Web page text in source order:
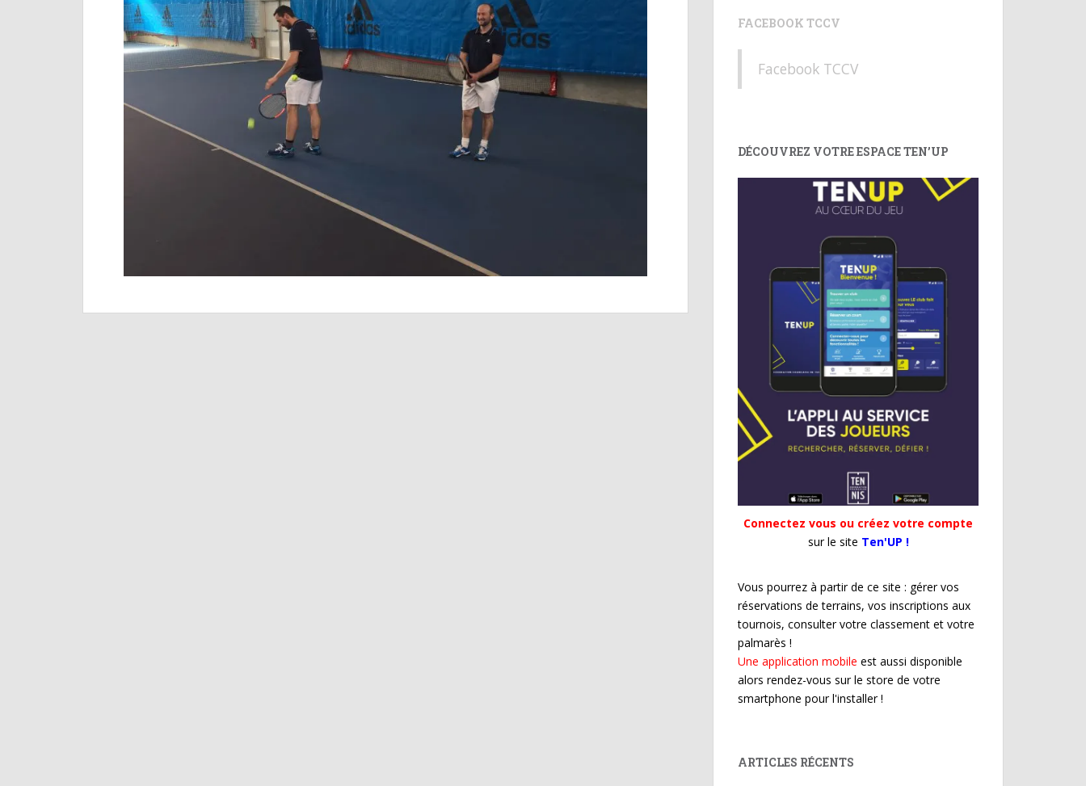
FACEBOOK TCCV
Facebook TCCV
DÉCOUVREZ VOTRE ESPACE TEN’UP
Connectez vous ou créez votre compte
sur le site Ten'UP !
Vous pourrez à partir de ce site : gérer vos
réservations de terrains, vos inscriptions aux
tournois, consulter votre classement et votre
palmarès !
Une application mobile est aussi disponible
alors rendez-vous sur le store de votre
smartphone pour l'installer !
ARTICLES RÉCENTS